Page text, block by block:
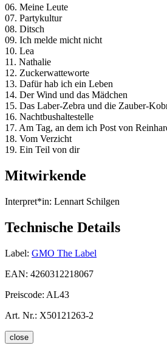
06. Meine Leute
07. Partykultur
08. Ditsch
09. Ich melde micht nicht
10. Lea
11. Nathalie
12. Zuckerwatteworte
13. Dafür hab ich ein Leben
14. Der Wind und das Mädchen
15. Das Laber-Zebra und die Zauber-
16. Nachtbushaltestelle
17. Am Tag, an dem ich Post von
18. Vom Verzicht
19. Ein Teil von dir
Mitwirkende
Interpret*in: Lennart Schilgen
Technische Details
Label: GMO The Label
EAN: 4260312218067
Preiscode: AL43
Art. Nr.: X50121263-2
close